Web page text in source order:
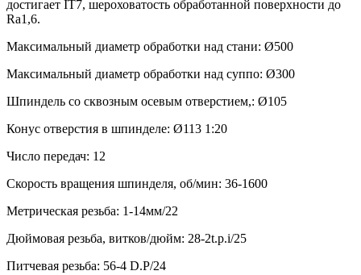
достигает IT7, шероховатость обработанной поверхности до
Ra1,6.
Максимальный диаметр обработки над стани: Ø500
Максимальный диаметр обработки над суппо: Ø300
Шпиндель со сквозным осевым отверстием,: Ø105
Конус отверстия в шпинделе: Ø113 1:20
Число передач: 12
Скорость вращения шпинделя, об/мин: 36-1600
Метрическая резьба: 1-14мм/22
Дюймовая резьба, витков/дюйм: 28-2t.p.i/25
Питчевая резьба: 56-4 D.P/24